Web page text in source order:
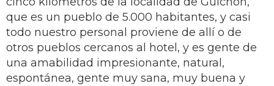
que es un pueblo de 5.000 habitantes, y casi
todo nuestro personal proviene de allí o de
otros pueblos cercanos al hotel, y es gente de
una amabilidad impresionante, natural,
espontánea, gente muy sana, muy buena y